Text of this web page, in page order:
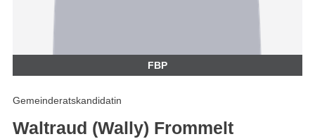
FBP
Gemeinderatskandidatin
Waltraud (Wally) Frommelt